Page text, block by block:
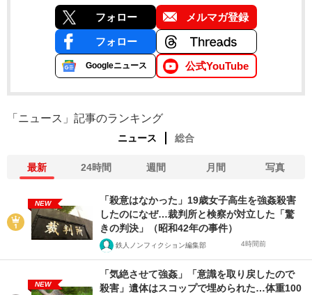
フォロー メルマガ登録
フォロー
Googleニュース 公式YouTube
「ニュース」記事のランキング
ニュース 総合
最新 24時間 週間 月間 写真
NEW
「殺意はなかった」19歳女子高生を強姦殺害
したのになぜ…裁判所と検察が対立した「驚
きの判決」（昭和42年の事件）
鉄人ノンフィクション編集部 4時間前
NEW
「気絶させて強姦」「意識を取り戻したので
殺害」遺体はスコップで埋められた…体重100